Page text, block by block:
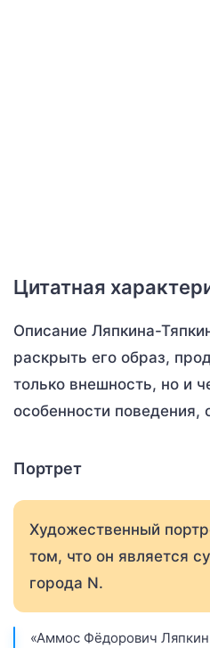
Цитатная
Описание Ляпкина-
раскрыть его образ,
только внешность, но и
особенности поведения,
Портрет
Художественный
том, что он является
города N.
«Аммос Фёдорович